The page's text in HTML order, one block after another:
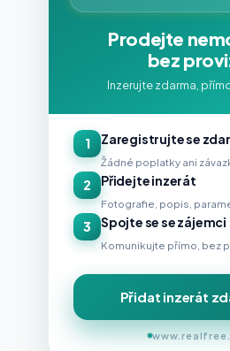
Prodejte
bez
Inzerujte zdarma,
1 Zaregistrujte se
Žádné poplatky ani
2 Přidejte inzerát
Fotografie, popis,
3 Spojte se se zájemci
Komunikujte přímo, bez
Přidat inzerát